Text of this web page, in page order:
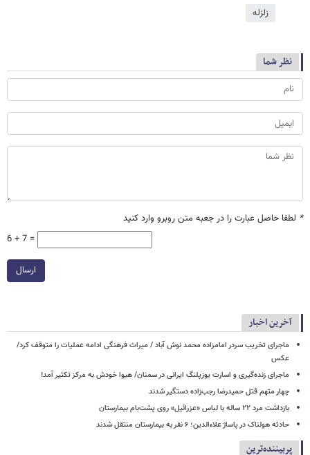
زلزله
نظر شما
* لطفا حاصل عبارت را در جعبه متن روبرو وارد کنید
6 + 7 =
ارسال
آخرین اخبار
ماجرای تخریب سردر امامزاده محمد نوش ‌آباد / میراث فرهنگی ادامه عملیات را متوقف کرد/
عکس
ماجرای زنده‌گیری و اسارت یوزپلنگ ایرانی در سمنان/ هیوا خودش به مرکز تکثیر آمد!
چهار متهم قتل حمیدرضا رجب‌زاده دستگیر شدند
بازداشت مرد ۲۲ ساله با لباس «عزرائیل» روی پشت‌بام بیمارستان
حادثه هولناک در پاساژ علاءالدین؛ ۶ نفر به بیمارستان منتقل شدند
پربیننده‌ترین